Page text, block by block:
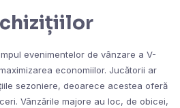
evenimentelor de vânzare a V-
economiilor. Jucătorii ar
sezoniere, deoarece acestea oferă
Vânzările majore au loc, de obicei,